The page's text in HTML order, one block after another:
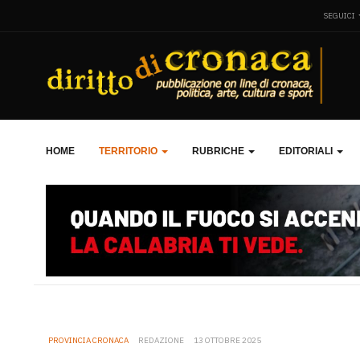
SEGUICI
HOME TERRITORIO RUBRICHE EDITORIALI
PROVINCIA CRONACA REDAZIONE 13 OTTOBRE 2025